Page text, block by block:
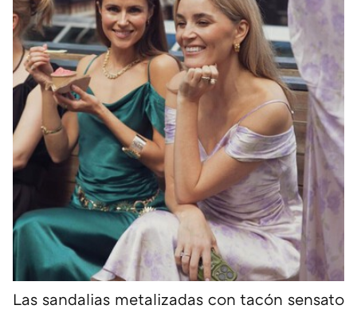
Las sandalias metalizadas con tacón sensato